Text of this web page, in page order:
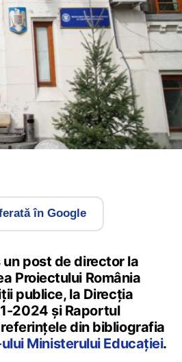
în Google
post de director la
Proiectului România
publice, la Direcția
2024 și Raportul
referințele din bibliografia
Ministerului Educației.